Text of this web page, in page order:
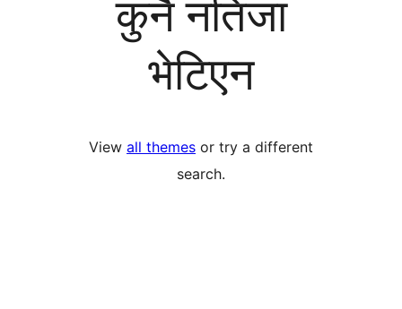
कुनै नतिजा
भेटिएन
View all themes or try a different
search.